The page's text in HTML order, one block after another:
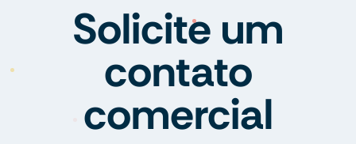
Solicite um
contato
comercial